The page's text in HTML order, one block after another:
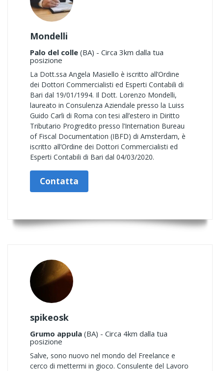
Mondelli
Palo del colle (BA) - Circa 3km dalla tua
posizione
La Dott.ssa Angela Masiello è iscritto all’Ordine
dei Dottori Commercialisti ed Esperti Contabili di
Bari dal 19/01/1994. Il Dott. Lorenzo Mondelli,
laureato in Consulenza Aziendale presso la Luiss
Guido Carli di Roma con tesi all’estero in Diritto
Tributario Progredito presso l’Internation Bureau
of Fiscal Documentation (IBFD) di Amsterdam, è
iscritto all’Ordine dei Dottori Commercialisti ed
Esperti Contabili di Bari dal 04/03/2020.
Contatta
spikeosk
Grumo appula (BA) - Circa 4km dalla tua
posizione
Salve, sono nuovo nel mondo del Freelance e
cerco di mettermi in gioco. Consulente del Lavoro